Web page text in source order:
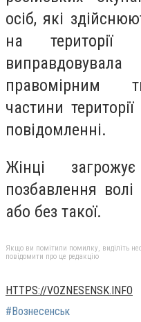
осіб, які
на
правомірним
частини
повідомленні.
Жінці
позбавлення
або без такої.
Якщо ви помітили помилку, виділіть
повідомити про це редакцію
HTTPS://VOZNESENSK.INFO
#Вознесенськ